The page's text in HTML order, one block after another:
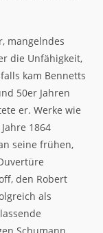
mangelndes
die Unfähigkeit,
kam Bennetts
50er Jahren
er. Werke wie
1864
seine frühen,
den Robert
als